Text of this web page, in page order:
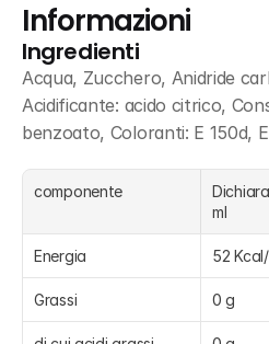
Informazioni
Ingredienti
Acqua, Zucchero, Anidride
Acidificante: acido citrico,
benzoato, Coloranti: E 150d, E
componente
ml
Energia 52
Grassi 0 g